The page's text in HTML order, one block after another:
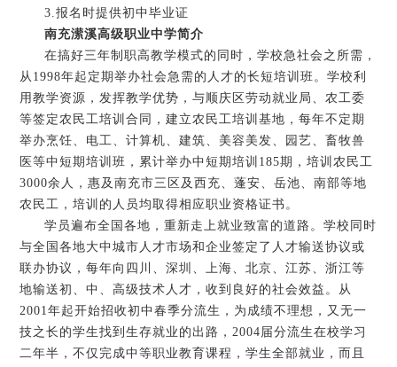
3.报名时提供初中毕业证
南充潆溪高级职业中学简介
在搞好三年制职高教学模式的同时，学校急社会之所需，
从1998年起定期举办社会急需的人才的长短培训班。学校利
用教学资源，发挥教学优势，与顺庆区劳动就业局、农工委
等签定农民工培训合同，建立农民工培训基地，每年不定期
举办烹饪、电工、计算机、建筑、美容美发、园艺、畜牧兽
医等中短期培训班，累计举办中短期培训185期，培训农民工
3000余人，惠及南充市三区及西充、蓬安、岳池、南部等地
农民工，培训的人员均取得相应职业资格证书。
学员遍布全国各地，重新走上就业致富的道路。学校同时
与全国各地大中城市人才市场和企业签定了人才输送协议或
联办协议，每年向四川、深圳、上海、北京、江苏、浙江等
地输送初、中、高级技术人才，收到良好的社会效益。从
2001年起开始招收初中春季分流生，为成绩不理想，又无一
技之长的学生找到生存就业的出路，2004届分流生在校学习
二年半，不仅完成中等职业教育课程，学生全部就业，而且